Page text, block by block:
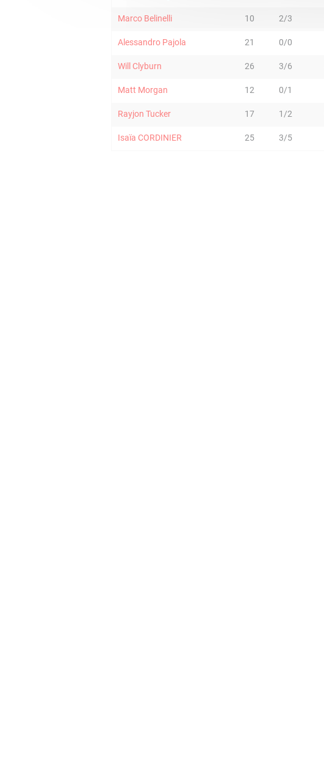
Marco Belinelli 10 2/3
Alessandro Pajola 21 0/0
Will Clyburn 26 3/6
Matt Morgan 12 0/1
Rayjon Tucker 17 1/2
Isaïa CORDINIER 25 3/5